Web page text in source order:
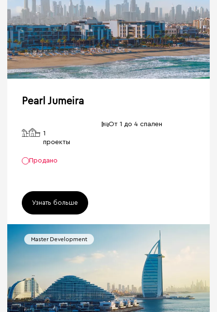
Pearl Jumeira
1
проекты
От 1 до 4 спален
Продано
Узнать больше
Master Development